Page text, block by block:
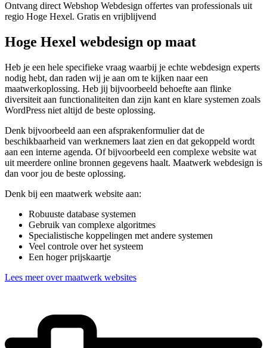
Ontvang direct Webshop Webdesign offertes van professionals uit
regio Hoge Hexel. Gratis en vrijblijvend
Hoge Hexel webdesign op maat
Heb je een hele specifieke vraag waarbij je echte webdesign experts
nodig hebt, dan raden wij je aan om te kijken naar een
maatwerkoplossing. Heb jij bijvoorbeeld behoefte aan flinke
diversiteit aan functionaliteiten dan zijn kant en klare systemen zoals
WordPress niet altijd de beste oplossing.
Denk bijvoorbeeld aan een afsprakenformulier dat de
beschikbaarheid van werknemers laat zien en dat gekoppeld wordt
aan een interne agenda. Of bijvoorbeeld een complexe website wat
uit meerdere online bronnen gegevens haalt. Maatwerk webdesign is
dan voor jou de beste oplossing.
Denk bij een maatwerk website aan:
Robuuste database systemen
Gebruik van complexe algoritmes
Specialistische koppelingen met andere systemen
Veel controle over het systeem
Een hoger prijskaartje
Lees meer over maatwerk websites